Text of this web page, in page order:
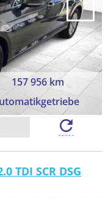
157 956 km
TDI SCR DSG